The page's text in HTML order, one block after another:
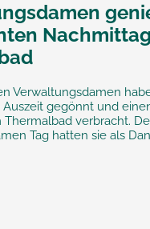
Verwaltungsdamen
gegönnt und
Thermalbad verbracht.
Tag hatten sie als